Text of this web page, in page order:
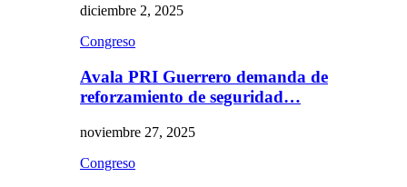
diciembre 2, 2025
Congreso
Avala PRI Guerrero demanda de
reforzamiento de seguridad…
noviembre 27, 2025
Congreso